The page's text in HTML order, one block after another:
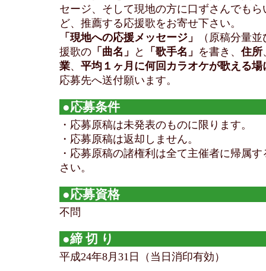
セージ、そして現地の方に口ずさんでも
ど、推薦する応援歌をお寄せ下さい。
「現地への応援メッセージ」
（原稿分量
援歌の 「曲名」 と 「歌手名」 を書き、住所
業、 平均１ヶ月に何回カラオケが歌える場
応募先へ送付願います。
●応募条件
・応募原稿は未発表のものに限ります。
・応募原稿は返却しません。
・応募原稿の諸権利は全て主催者に帰属
さい。
●応募資格
不問
●締 切 り
平成24年8月31日（当日消印有効）